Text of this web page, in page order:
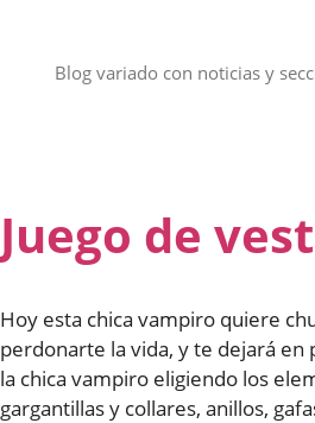
Blog variado con noticias y
Juego de
Hoy esta chica vampiro quiere
perdonarte la vida, y te dejará en
la chica vampiro eligiendo los
gargantillas y collares, anillos,